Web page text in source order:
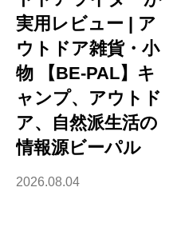
実用レビュー | ア
ウトドア雑貨・小
物 【BE-PAL】キ
ャンプ、アウトド
ア、自然派生活の
情報源ビーパル
2026.08.04